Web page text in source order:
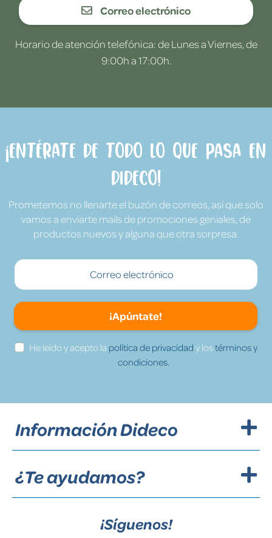
Correo electrónico
Horario de atención telefónica: de Lunes a Viernes, de
9:00h a 17:00h.
¡Entérate de todo lo que pasa en
Dideco!
Prometemos no llenarte el buzón de correos, así que solo
vamos a enviarte mails de promociones geniales, de
productos nuevos y alguna que otra sorpresa.
¡Apúntate!
He leído y acepto la política de privacidad y lostérminos y
condiciones.
Información Dideco
¿Te ayudamos?
¡Síguenos!